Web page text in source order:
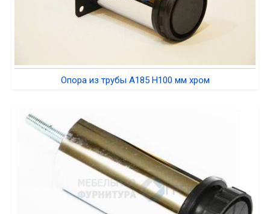
Опора из трубы A185 H100 мм хром